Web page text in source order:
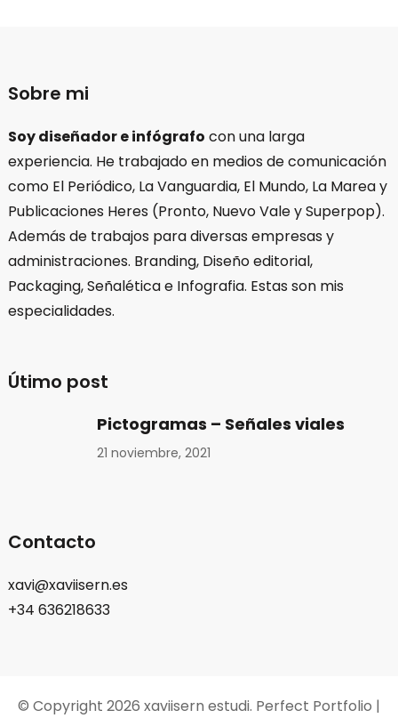
Sobre mi
Soy diseñador e infógrafo con una larga
experiencia. He trabajado en medios de comunicación
como El Periódico, La Vanguardia, El Mundo, La Marea y
Publicaciones Heres (Pronto, Nuevo Vale y Superpop).
Además de trabajos para diversas empresas y
administraciones. Branding, Diseño editorial,
Packaging, Señalética e Infografia. Estas son mis
especialidades.
Útimo post
Pictogramas – Señales viales
21 noviembre, 2021
Contacto
xavi@xaviisern.es
+34 636218633
© Copyright 2026 xaviisern estudi. Perfect Portfolio |